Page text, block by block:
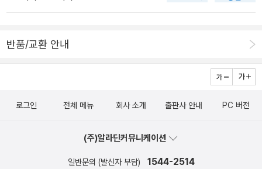
반품/교환 안내
로그인 전체 메뉴 회사 소개 출판사 안내 PC 버전
(주)알라딘커뮤니케이션
일반문의 (발신자 부담) 1544-2514